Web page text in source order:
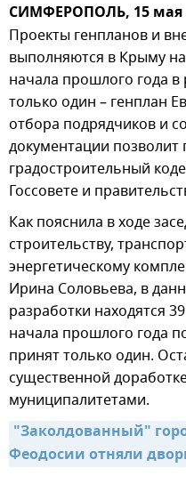
СИМФЕРОПОЛЬ, 15 мая
Проекты генпланов и
выполняются в Крыму
начала прошлого года
только один – генплан
отбора подрядчиков и
документации
градостроительный
Госсовете и
Как пояснила в ходе
строительству,
энергетическому
Ирина Соловьева, в
разработки находятся
начала прошлого года
принят только один.
существенной
муниципалитетами.
"Заколдованный"
Феодосии отняли